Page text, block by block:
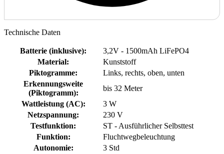
Technische Daten
Batterie (inklusive):
3,2V - 1500mAh LiFePO4
Material:
Kunststoff
Piktogramme:
Links, rechts, oben, unten
Erkennungsweite
(Piktogramm):
bis 32 Meter
Wattleistung (AC):
3 W
Netzspannung:
230 V
Testfunktion:
ST - Ausführlicher Selbsttest
Funktion:
Fluchtwegbeleuchtung
Autonomie:
3 Std